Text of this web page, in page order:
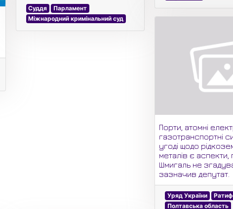
Суддя
Парламент
Міжнародний кримінальний суд
Порти, атомні
газотранспортні
угоді щодо
металів є аспекти,
Шмигаль не
зазначив депутат.
Уряд України
Полтавська область